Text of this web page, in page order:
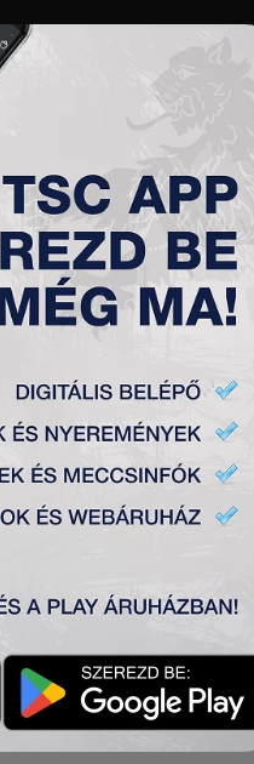
CSAPAT
1:2
(Banjac 87‘) – Vukić,